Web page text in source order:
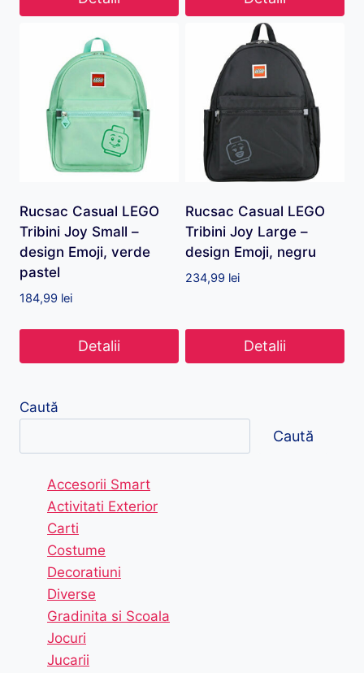
Rucsac Casual LEGO
Tribini Joy Small –
design Emoji, verde
pastel
184,99 lei
Detalii
Rucsac Casual LEGO
Tribini Joy Large –
design Emoji, negru
234,99 lei
Detalii
Caută
Caută
Accesorii Smart
Activitati Exterior
Carti
Costume
Decoratiuni
Diverse
Gradinita si Scoala
Jocuri
Jucarii